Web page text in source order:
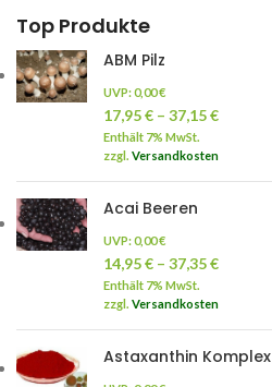
Top Produkte
ABM Pilz
UVP:0,00€
17,95€ – 37,15€
Enthält 7% MwSt.
zzgl. Versandkosten
Acai Beeren
UVP:0,00€
14,95€ – 37,35€
Enthält 7% MwSt.
zzgl. Versandkosten
Astaxanthin Komplex